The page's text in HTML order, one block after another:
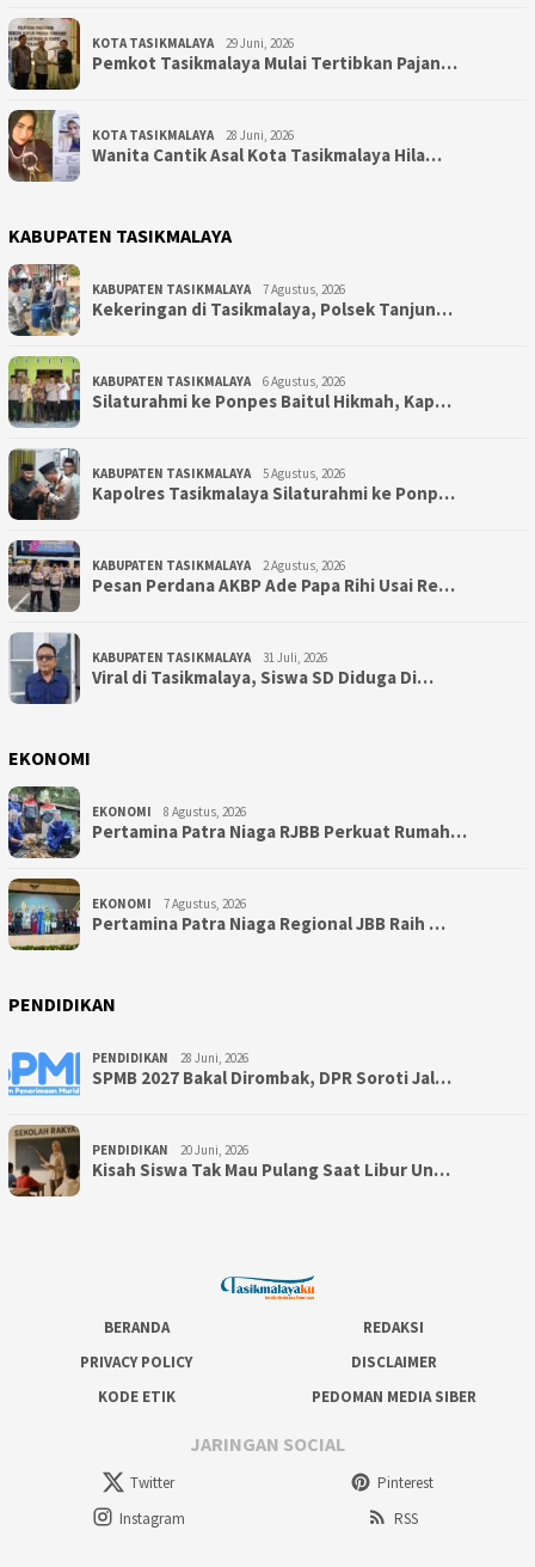
KOTA TASIKMALAYA 29 Juni, 2026
Pemkot Tasikmalaya Mulai Tertibkan Pajan…
KOTA TASIKMALAYA 28 Juni, 2026
Wanita Cantik Asal Kota Tasikmalaya Hila…
KABUPATEN TASIKMALAYA
KABUPATEN TASIKMALAYA 7 Agustus, 2026
Kekeringan di Tasikmalaya, Polsek Tanjun…
KABUPATEN TASIKMALAYA 6 Agustus, 2026
Silaturahmi ke Ponpes Baitul Hikmah, Kap…
KABUPATEN TASIKMALAYA 5 Agustus, 2026
Kapolres Tasikmalaya Silaturahmi ke Ponp…
KABUPATEN TASIKMALAYA 2 Agustus, 2026
Pesan Perdana AKBP Ade Papa Rihi Usai Re…
KABUPATEN TASIKMALAYA 31 Juli, 2026
Viral di Tasikmalaya, Siswa SD Diduga Di…
EKONOMI
EKONOMI 8 Agustus, 2026
Pertamina Patra Niaga RJBB Perkuat Rumah…
EKONOMI 7 Agustus, 2026
Pertamina Patra Niaga Regional JBB Raih …
PENDIDIKAN
PENDIDIKAN 28 Juni, 2026
SPMB 2027 Bakal Dirombak, DPR Soroti Jal…
PENDIDIKAN 20 Juni, 2026
Kisah Siswa Tak Mau Pulang Saat Libur Un…
BERANDA
REDAKSI
PRIVACY POLICY
DISCLAIMER
KODE ETIK
PEDOMAN MEDIA SIBER
JARINGAN SOCIAL
Twitter
Pinterest
Instagram
RSS